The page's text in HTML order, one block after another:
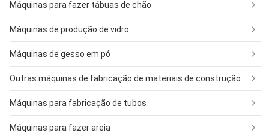
Máquinas para fazer tábuas de chão
Máquinas de produção de vidro
Máquinas de gesso em pó
Outras máquinas de fabricação de materiais de construção
Máquinas para fabricação de tubos
Máquinas para fazer areia